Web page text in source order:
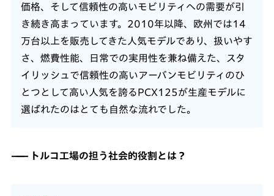
価格、そして信頼性の高いモビリティへの需要が引
き続き高まっています。2010年以降、欧州では14
万台以上を販売してきた人気モデルであり、扱いやす
さ、燃費性能、日常での実用性を兼ね備えた、スタ
イリッシュで信頼性の高いアーバンモビリティのひ
とつとして高い人気を誇るPCX125が生産モデルに
選ばれたのはとても自然な流れでした。
トルコ工場の担う社会的役割とは？